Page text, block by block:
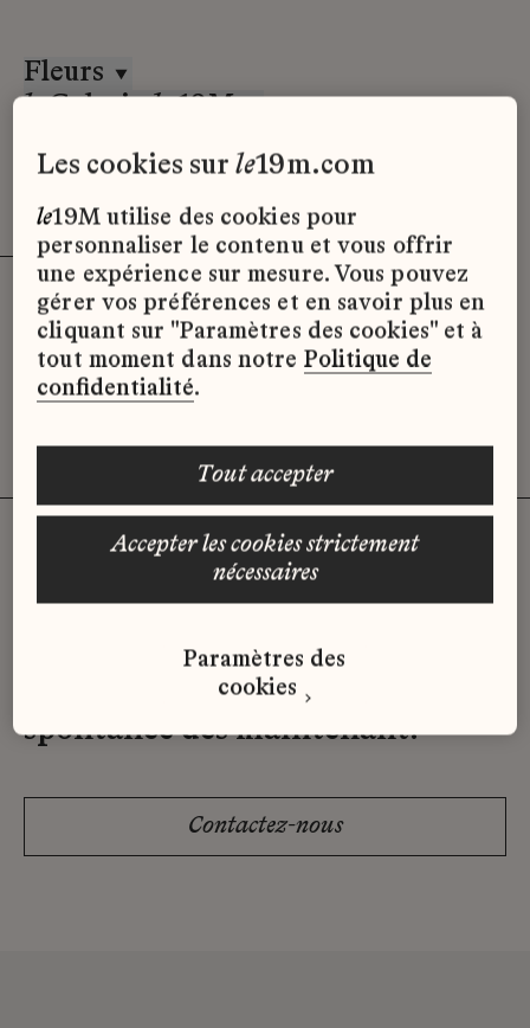
Fleurs
laGaleriedu19M
Désolé, il semble qu’il n’y ait pas
d’offres d’emploi disponibles pour le
moment.
Vous n'avez pas trouvé d'offre
qui correspond à votre profil ?
Envoyez-nous votre candidature
spontanée dès maintenant.
Contactez-nous
les cookies surle19m.com
le19M utilise des cookies pour
personnaliser le contenu et vous offrir
une expérience sur mesure. Vous pouvez
gérer vos préférences et en savoir plus en
cliquant sur "Paramètres des cookies" et à
tout moment dans notre Politique de
confidentialité.
accepter les cookies strictement
nécessaires
tout accepter
Paramètres des
cookies